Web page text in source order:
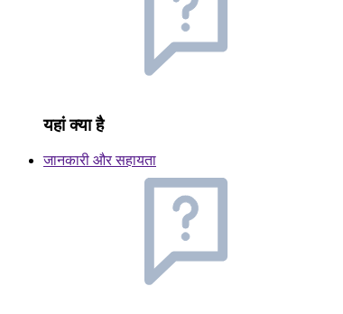
यहां क्या है
जानकारी और सहायता